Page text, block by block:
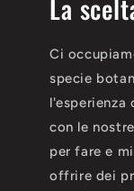
La
Ci
specie
l'esperienza
con le
per fare e
offrire dei